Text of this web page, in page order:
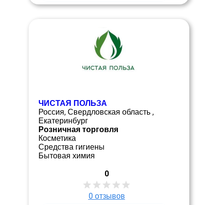
ЧИСТАЯ ПОЛЬЗА
Россия, Свердловская область ,
Екатеринбург
Розничная торговля
Косметика
Средства гигиены
Бытовая химия
0
0 отзывов